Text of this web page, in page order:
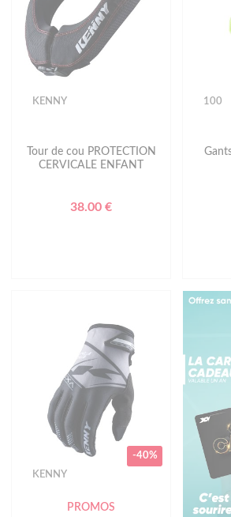
KENNY
Tour de cou PROTECTION
CERVICALE ENFANT
38.00 €
100
-40%
KENNY
PROMOS